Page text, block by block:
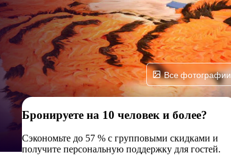
Все фотографии
Бронируете на 10 человек и более?
Сэкономьте до 57 % с групповыми скидками и
получите персональную поддержку для гостей.